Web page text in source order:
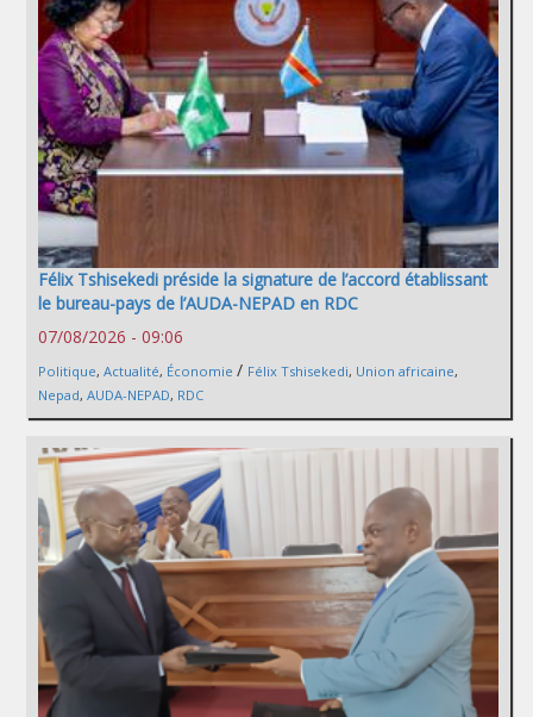
Félix Tshisekedi préside la signature de l’accord établissant
le bureau-pays de l’AUDA-NEPAD en RDC
07/08/2026 - 09:06
Politique, Actualité, Économie / Félix Tshisekedi, Union africaine,
Nepad, AUDA-NEPAD, RDC